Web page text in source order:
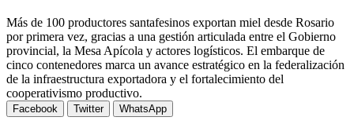
Más de 100 productores santafesinos exportan miel desde Rosario
por primera vez, gracias a una gestión articulada entre el Gobierno
provincial, la Mesa Apícola y actores logísticos. El embarque de
cinco contenedores marca un avance estratégico en la federalización
de la infraestructura exportadora y el fortalecimiento del
cooperativismo productivo.
Facebook Twitter WhatsApp